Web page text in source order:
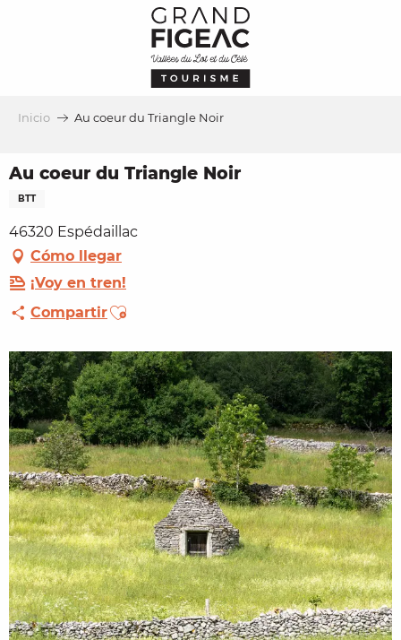
Inicio Au coeur du Triangle Noir
Au coeur du Triangle Noir
BTT
46320 Espédaillac
Cómo llegar
¡Voy en tren!
CompartirAjouter aux favoris